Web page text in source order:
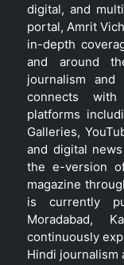
digital, and
portal, Amrit
in-depth
and around
journalism and
connects
platforms
Galleries,
and digital
the e-version
magazine
is currently
Moradabad,
continuously
Hindi journalism